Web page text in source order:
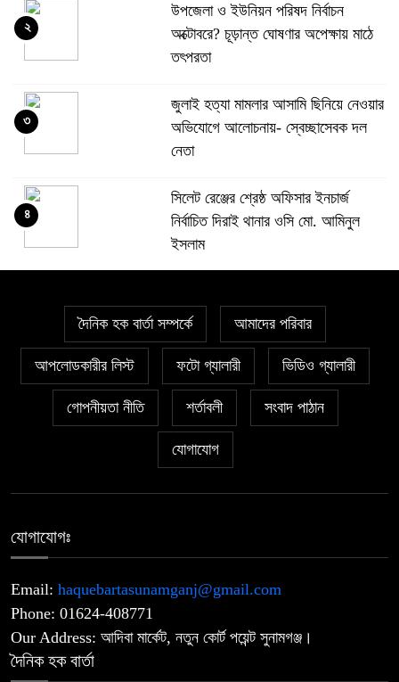
উপজেলা ও ইউনিয়ন পরিষদ নির্বাচন
অক্টোবরে? চূড়ান্ত ঘোষণার অপেক্ষায় মাঠে
তৎপরতা
২
জুলাই হত্যা মামলার আসামি ছিনিয়ে নেওয়ার
অভিযোগে আলোচনায়- স্বেচ্ছাসেবক দল
নেতা
৩
‎সিলেট রেঞ্জের শ্রেষ্ঠ অফিসার ইনচার্জ
নির্বাচিত দিরাই থানার ওসি মো. আমিনুল
ইসলাম
৪
সচিবালয়ের সব গেট বন্ধ
‎জুলাই গণঅভ্যুত্থানের ডকুমেন্টারি ঘিরে
বিতর্ক: ‘এক দফার ঘোষক’ উপস্থাপন নিয়ে
প্রশ্ন.!? নাহিদ ইসলামের পরিবর্তে তারেক
৬
‎আমরা শিয়ালের হাতে মুরগি তুলে দেওয়ার
মতো ভুল করেছি: রেজাউল করীম
৮
দৈনিক হক বার্তা সম্পর্কে আমাদের পরিবার
আপলোডকারীর লিস্ট ফটো গ্যালারী ভিডিও গ্যালারী
গোপনীয়তা নীতি শর্তাবলী সংবাদ পাঠান
যোগাযোগ
যোগাযোগঃ
Email: haquebartasunamganj@gmail.com
Phone: 01624-408771
Our Address: আদিবা মার্কেট, নতুন কোর্ট পয়েন্ট সুনামগঞ্জ।
দৈনিক হক বার্তা